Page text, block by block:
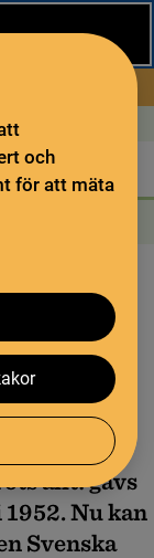
särskilda
samlingar
och
för att mäta
och ISBN
allt! gavs
Nu kan
Svenska